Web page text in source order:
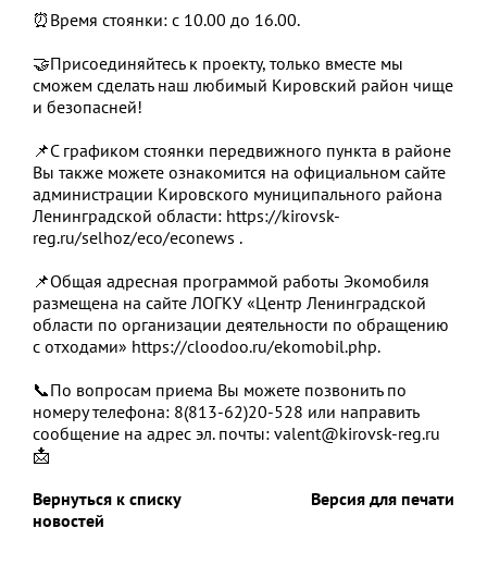
⏰Время стоянки: с 10.00 до 16.00.
🤝Присоединяйтесь к проекту, только вместе мы
сможем сделать наш любимый Кировский район чище
и безопасней!
📌С графиком стоянки передвижного пункта в районе
Вы также можете ознакомится на официальном сайте
администрации Кировского муниципального района
Ленинградской области: https://kirovsk-
reg.ru/selhoz/eco/econews .
📌Общая адресная программой работы Экомобиля
размещена на сайте ЛОГКУ «Центр Ленинградской
области по организации деятельности по обращению
с отходами» https://cloodoo.ru/ekomobil.php.
📞По вопросам приема Вы можете позвонить по
номеру телефона: 8(813-62)20-528 или направить
сообщение на адрес эл. почты: valent@kirovsk-reg.ru
📩
Вернуться к списку
новостей
Версия для печати